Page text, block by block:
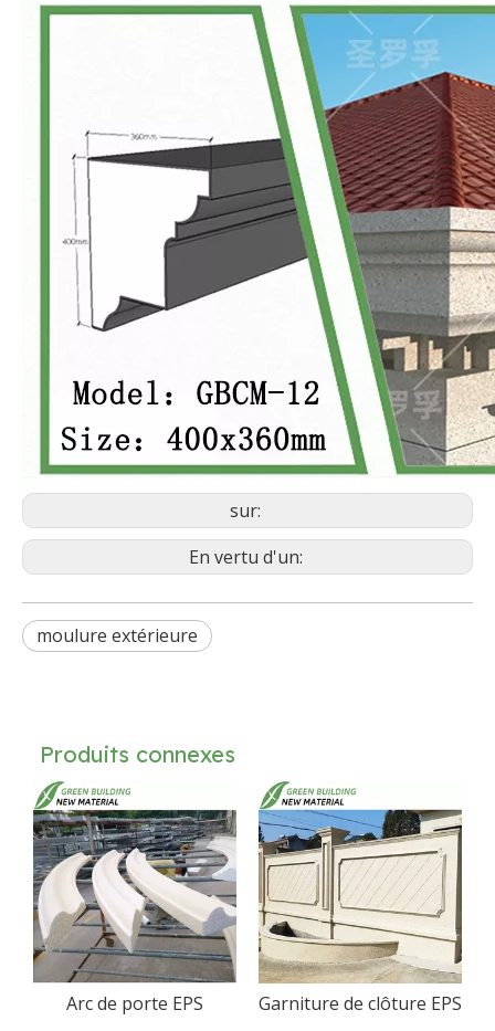
sur:
En vertu d'un:
moulure extérieure
Produits connexes
Garniture de clôture EPS Pierre clé EPS